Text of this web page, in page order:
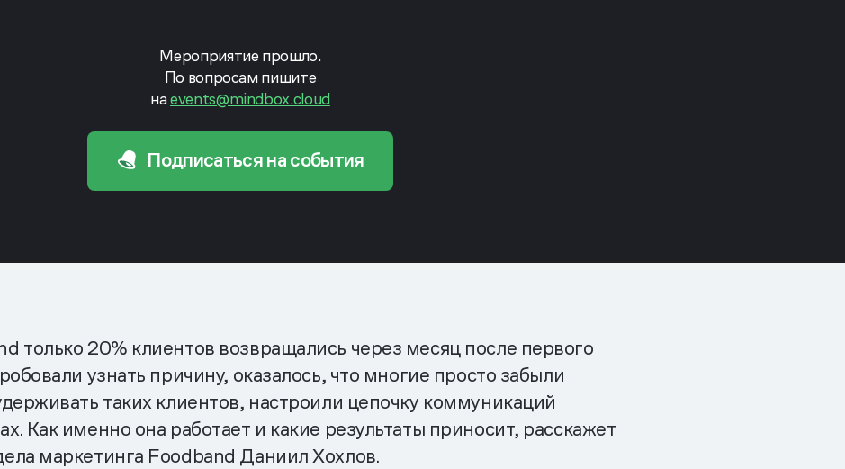
Мероприятие прошло.
По вопросам пишите
наevents@mindbox.cloud
Подписаться на события
только 20% клиентов возвращались через месяц после первого
узнать причину, оказалось, что многие просто забыли
таких клиентов, настроили цепочку коммуникаций
Как именно она работает и какие результаты приносит, расскажет
маркетинга Foodband Даниил Хохлов.